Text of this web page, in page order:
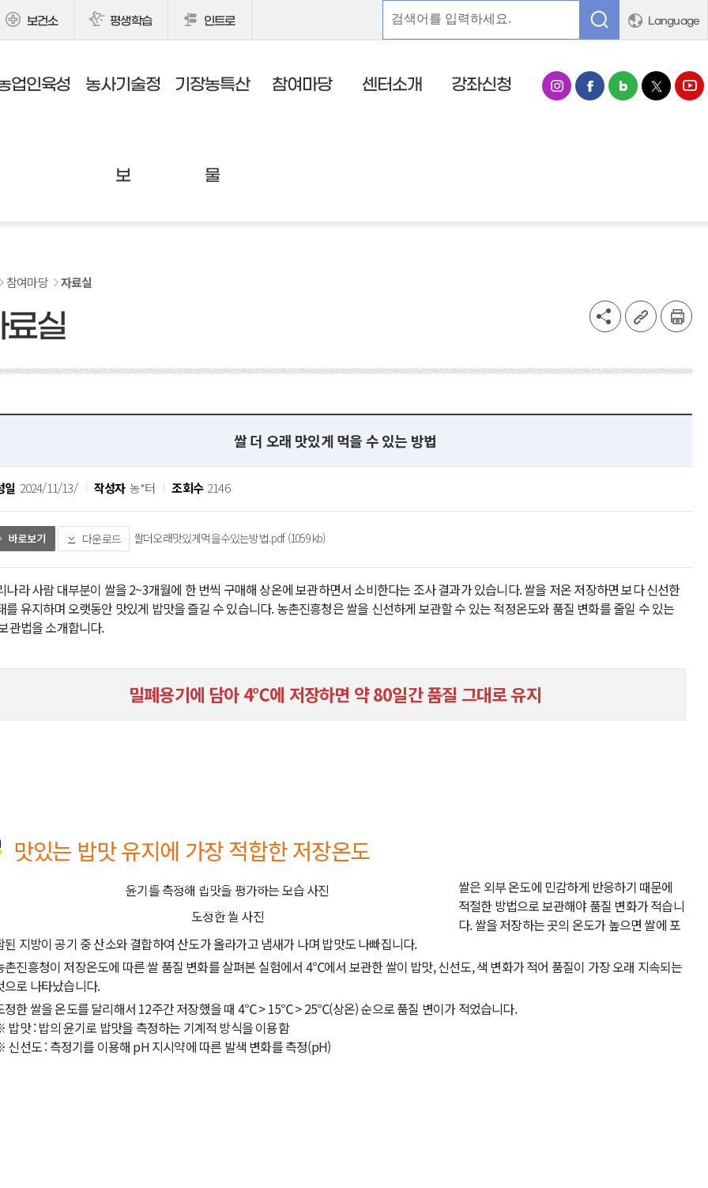
보건소 평생학습 인트로 Language
업인육성 농사기술정
보
기장농특산
물
참여마당 센터소개 강좌신청
참여마당 자료실
실
쌀 더 오래 맛있게 먹을 수 있는 방법
일 2024/11/13/ 작성자 농*터 조회수 2146
다운로드 쌀더오래맛있게먹을수있는방법.pdf (1059 kb)
나라 사람 대부분이 쌀을 2~3개월에 한 번씩 구매해 상온에 보관하면서 소비한다는 조사 결과가 있습니다. 쌀을 저온 저장하면 보다 신선한
를 유지하며 오랫동안 맛있게 밥맛을 즐길 수 있습니다. 농촌진흥청은 쌀을 신선하게 보관할 수 있는 적정온도와 품질 변화를 줄일 수 있는
관법을 소개합니다.
밀폐용기에 담아 4℃에 저장하면 약 80일간 품질 그대로 유지
맛있는 밥맛 유지에 가장 적합한 저장온도
윤기를 측정해 밥맛을 평가하는 모습
도정한 쌀
쌀은 외부 온도에 민감하게 반응하기 때문에
적절한 방법으로 보관해야 품질 변화가 적습니
다. 쌀을 저장하는 곳의 온도가 높으면 쌀에 포
된 지방이 공기 중 산소와 결합하여 산도가 올라가고 냄새가 나며 밥맛도 나빠집니다.
촌진흥청이 저장온도에 따른 쌀 품질 변화를 살펴본 실험에서 4℃에서 보관한 쌀이 밥맛, 신선도, 색 변화가 적어 품질이 가장 오래 지속되는
으로 나타났습니다.
정한 쌀을 온도를 달리해서 12주간 저장했을 때 4℃ > 15℃ > 25℃(상온) 순으로 품질 변이가 적었습니다.
맛 : 밥의 윤기로 밥맛을 측정하는 기계적 방식을 이용함
선도 : 측정기를 이용해 pH 지시약에 따른 발색 변화를 측정(pH)